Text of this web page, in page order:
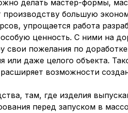
делать мастер-формы,
большую
упрощается работа
ценность. С ними на
свои пожелания по
или даже целого объекта.
возможности
там, где изделия
перед запуском в